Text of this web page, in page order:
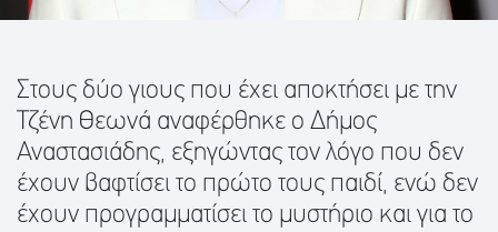
Στους δύο γιους που έχει αποκτήσει με την
Τζένη Θεωνά αναφέρθηκε ο Δήμος
Αναστασιάδης, εξηγώντας τον λόγο που δεν
έχουν βαφτίσει το πρώτο τους παιδί, ενώ δεν
έχουν προγραμματίσει το μυστήριο και για το